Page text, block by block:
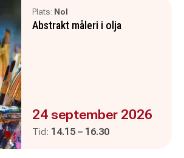
Plats: Nol
Abstrakt måleri i olja
Evenemanget är :
24 september 2026
Tid: Pågår mellan
14.15 – och
16.30